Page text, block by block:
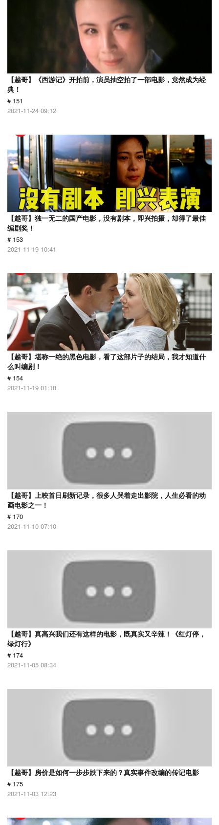
【越哥】《西游记》开拍前，演员抽空拍了一部电影，竟然成为经
典！
# 151
2021-11-24 09:12
【越哥】独一无二的国产电影，没有剧本，即兴拍摄，却得了最佳
编剧奖！
# 153
2021-11-19 10:41
【越哥】堪称一绝的黑色电影，看了这部片子的结局，我才知道什
么叫编剧！
# 154
2021-11-19 01:18
【越哥】上映首日刷新记录，很多人哭着走出影院，人生必看的动
画电影之一！
# 170
2021-11-10 07:10
【越哥】真高兴我们还有这样的电影，既真实又辛辣！《红灯停，
绿灯行》
# 174
2021-11-05 08:34
【越哥】房价是如何一步步跌下来的？真实事件改编的传记电影
# 175
2021-11-03 12:23